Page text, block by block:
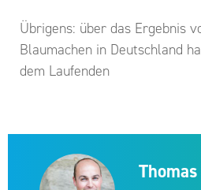
Übrigens: über das Ergebnis
Blaumachen in Deutschland
dem Laufenden